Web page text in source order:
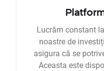
Lucrăm constant
noastre de
asigura că se
Aceasta este